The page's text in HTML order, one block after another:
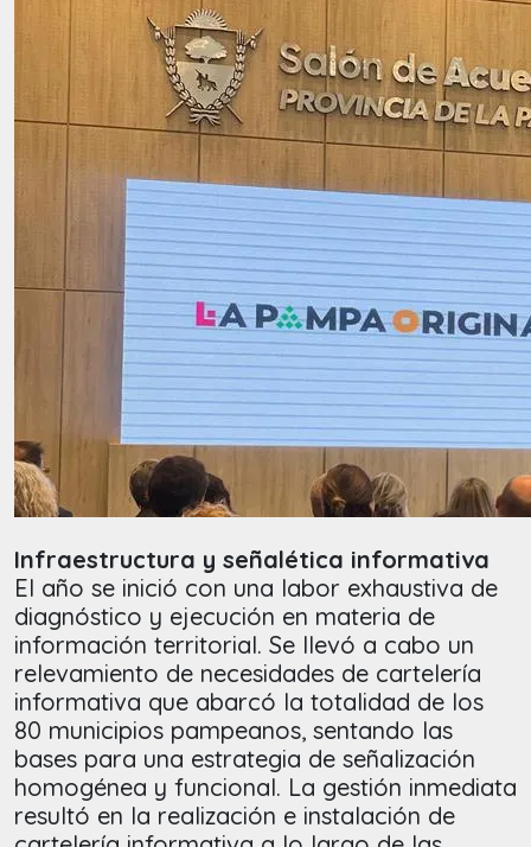
Infraestructura y señalética informativa
El año se inició con una labor exhaustiva de
diagnóstico y ejecución en materia de
información territorial. Se llevó a cabo un
relevamiento de necesidades de cartelería
informativa que abarcó la totalidad de los
80 municipios pampeanos, sentando las
bases para una estrategia de señalización
homogénea y funcional. La gestión inmediata
resultó en la realización e instalación de